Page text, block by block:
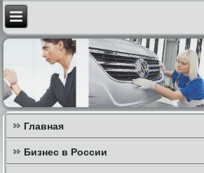
Главная
Бизнес в России